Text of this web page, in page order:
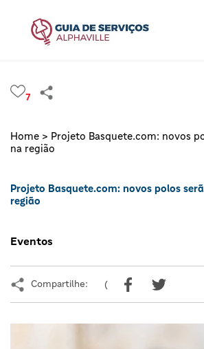
7
Home > Projeto Basquete.com: novos
na região
Projeto Basquete.com: novos polos
região
Eventos
Compartilhe: (